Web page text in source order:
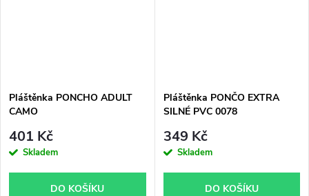
Pláštěnka PONCHO ADULT
CAMO
401 Kč
Skladem
DO KOŠÍKU
Pláštěnka PONČO EXTRA
SILNÉ PVC 0078
349 Kč
Skladem
DO KOŠÍKU